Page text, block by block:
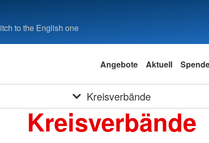
to the English one
Angebote Aktuell
Kreisverbände
Kreisverbände